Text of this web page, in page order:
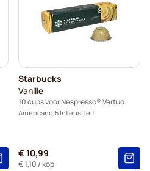
Starbucks
Vanille
10 cups voor Nespresso® Vertuo
Americano 5 Intensiteit
€ 10,99
€ 1,10 / kop